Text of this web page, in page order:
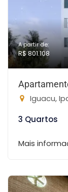
A partir de:
R$ 801.108
Iguacu,
3 Quartos
Mais